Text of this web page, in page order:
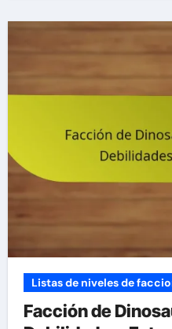
Listas de niveles de
Facción de